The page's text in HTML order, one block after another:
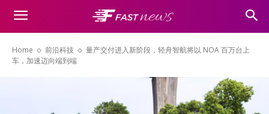
Home 前沿科技
量产交付进入新阶段，轻舟智航将以 NOA 百万台上
车，加速迈向端到端